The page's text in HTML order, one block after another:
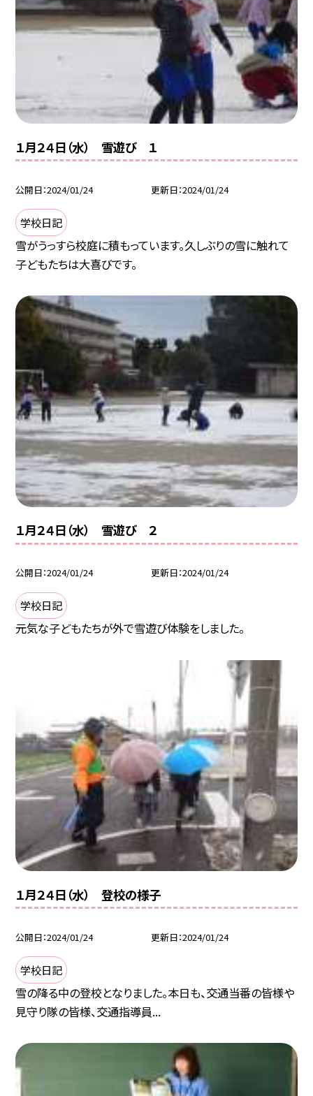
１月２４日（水） 雪遊び １
公開日 2024/01/24 更新日 2024/01/24
学校日記
雪がうっすら校庭に積もっています。久しぶりの雪に触れて
子どもたちは大喜びです。
１月２４日（水） 雪遊び ２
公開日 2024/01/24 更新日 2024/01/24
学校日記
元気な子どもたちが外で雪遊び体験をしました。
１月２４日（水） 登校の様子
公開日 2024/01/24 更新日 2024/01/24
学校日記
雪の降る中の登校となりました。本日も、交通当番の皆様や
見守り隊の皆様、交通指導員...